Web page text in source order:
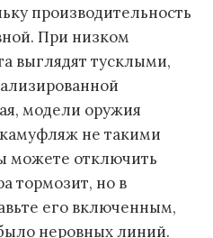
производительность
При низком
выглядят тусклыми,
модели оружия
не такими
можете отключить
тормозит, но в
его включенным,
неровных линий.